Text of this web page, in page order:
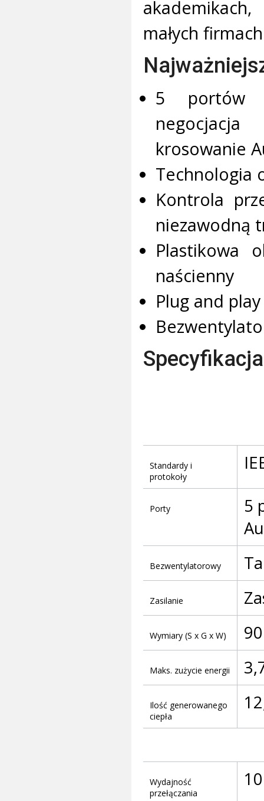
małych
5 portów
krosowanie
Technologia
Kontrola
niezawodną
Plastikowa
naścienny
Plug and
Standardy i
protokoły
Porty
5
Bezwentylatorowy
Zasilanie
Wymiary (S x G x W)
Maks. zużycie energii
Ilość generowanego
ciepła
Wydajność
przełączania